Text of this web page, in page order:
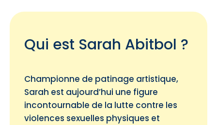
Qui est Sarah Abitbol ?
Championne de patinage artistique,
Sarah est aujourd’hui une figure
incontournable de la lutte contre les
violences sexuelles physiques et